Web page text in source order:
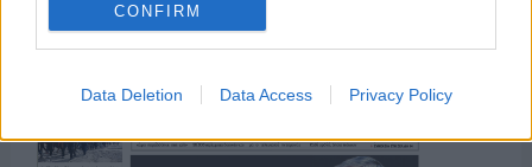
CONFIRM
Data Deletion Data Access Privacy Policy